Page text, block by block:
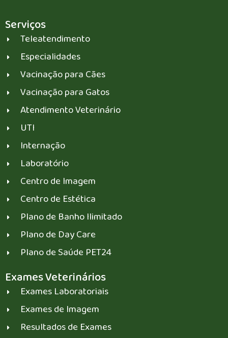
Serviços
Teleatendimento
Especialidades
Vacinação para Cães
Vacinação para Gatos
Atendimento Veterinário
UTI
Internação
Laboratório
Centro de Imagem
Centro de Estética
Plano de Banho Ilimitado
Plano de Day Care
Plano de Saúde PET24
Exames Veterinários
Exames Laboratoriais
Exames de Imagem
Resultados de Exames